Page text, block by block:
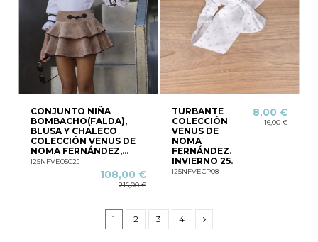
CONJUNTO NIÑA
BOMBACHO(FALDA),
BLUSA Y CHALECO
COLECCIÓN VENUS DE
NOMA FERNÁNDEZ,...
I25NFVE0502J
108,00 €
216,00 €
TURBANTE
COLECCIÓN
VENUS DE
NOMA
FERNÁNDEZ.
INVIERNO 25.
I25NFVECP08
8,00 €
16,00 €
1 2 3 4